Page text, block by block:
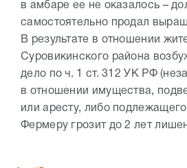
в амбаре ее не оказалось –
самостоятельно продал
В результате в отношении
Суровикинского района
дело по ч. 1 ст. 312 УК РФ
в отношении имущества,
или аресту, либо
Фермеру грозит до 2 лет